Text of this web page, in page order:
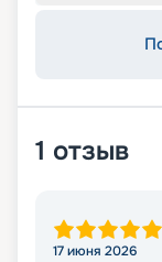
1 отзыв
17 июня 2026